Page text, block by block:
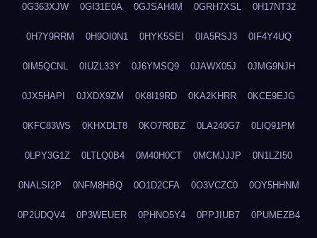
0G363XJW 0GI31E0A 0GJSAH4M 0GRH7XSL 0H17NT32
0H7Y9RRM 0H9OI0N1 0HYK5SEI 0IA5RSJ3 0IF4Y4UQ
0IM5QCNL 0IUZL33Y 0J6YMSQ9 0JAWX05J 0JMG9NJH
0JX5HAPI 0JXDX9ZM 0K8I19RD 0KA2KHRR 0KCE9EJG
0KFC83WS 0KHXDLT8 0KO7R0BZ 0LA240G7 0LIQ91PM
0LPY3G1Z 0LTLQ0B4 0M40H0CT 0MCMJJJP 0N1LZI50
0NALSI2P 0NFM8HBQ 0O1D2CFA 0O3VCZC0 0OY5HHNM
0P2UDQV4 0P3WEUER 0PHNO5Y4 0PPJIUB7 0PUMEZB4